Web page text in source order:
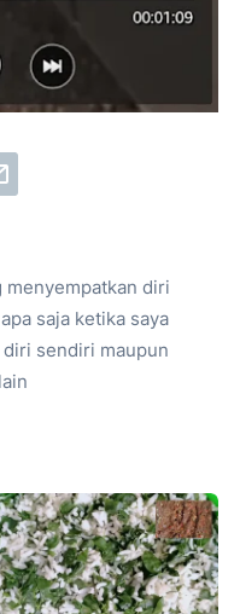
menyempatkan diri
saja ketika saya
sendiri maupun